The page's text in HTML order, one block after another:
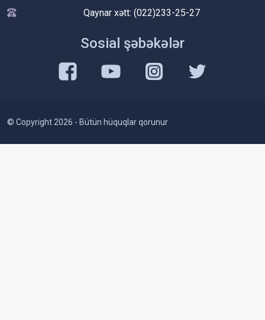
Qaynar xətt: (022)233-25-27
Sosial şəbəkələr
© Copyright 2026 - Bütün hüquqlar qorunur